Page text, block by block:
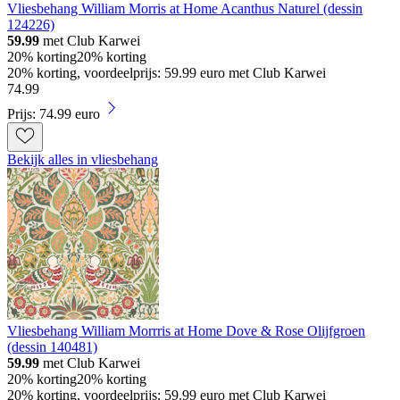
Vliesbehang William Morris at Home Acanthus Naturel (dessin
124226)
59.99 met Club Karwei
20% korting20% korting
20% korting, voordeelprijs: 59.99 euro met Club Karwei
74.99
Prijs: 74.99 euro
Bekijk alles in vliesbehang
Vliesbehang William Morrris at Home Dove & Rose Olijfgroen
(dessin 140481)
59.99 met Club Karwei
20% korting20% korting
20% korting, voordeelprijs: 59.99 euro met Club Karwei